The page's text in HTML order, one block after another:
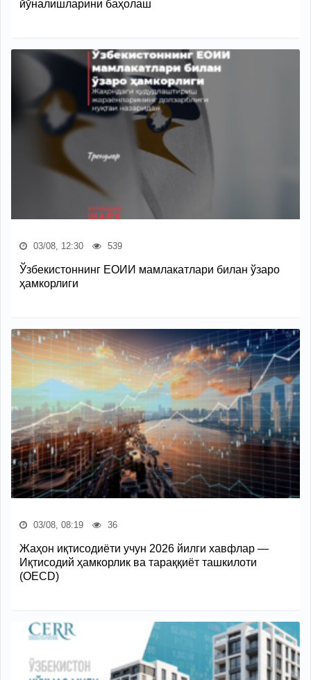
йўналишларини баҳолаш
03/08, 12:30 539
Ўзбекистоннинг ЕОИИ мамлакатлари билан ўзаро
ҳамкорлиги
03/08, 08:19 36
Жаҳон иқтисодиёти учун 2026 йилги хавфлар —
Иқтисодий ҳамкорлик ва тараққиёт ташкилоти
(OECD)